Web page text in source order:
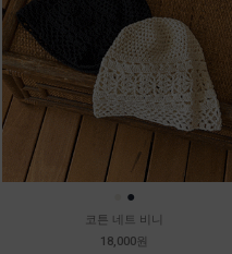
●
코튼 네트 비니
18,000원